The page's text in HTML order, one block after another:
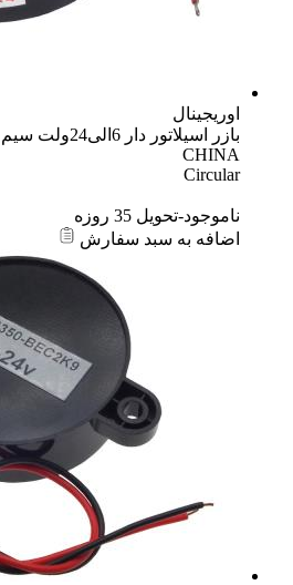
اوریجینال
بازر اسیلاتور دار 6الی24ولت سیم دار با قطر42میلیمتر
CHINA
Circular
ناموجود-تحویل 35 روزه
اضافه به سبد سفارش